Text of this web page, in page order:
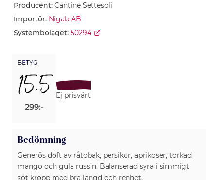
Producent: Cantine Settesoli
Importör: Nigab AB
Systembolaget: 50294
BETYG
15,5
299:-
Ej prisvärt
Bedömning
Generös doft av råtobak, persikor, aprikoser, torkad
mango och gula russin. Balanserad syra i simmigt
söt kropp med bra längd och renhet.